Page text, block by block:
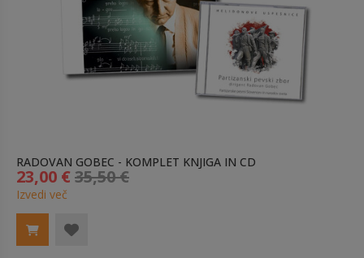
RADOVAN GOBEC - KOMPLET KNJIGA IN CD
23,00 € 35,50 €
Izvedi več